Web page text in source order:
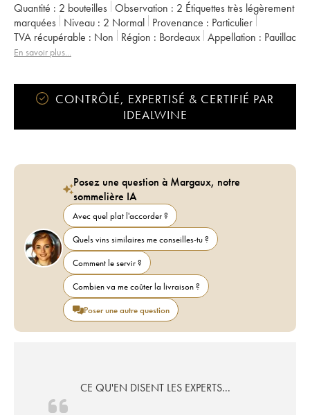
Quantité : 2 bouteilles Observation : 2 Étiquettes très légèrement
marquées
Niveau : 2 Normal Provenance : particulier
TVA récupérable :
non Région : Bordeaux Appellation : Pauillac
Classement :
En savoir plus...
CONTRÔLÉ, EXPERTISÉ & CERTIFIÉ PAR
IDEALWINE
Posez une question à Margaux, notre
sommelière IA
Avec quel plat l'accorder ?
Quels vins similaires me conseilles-tu ?
Comment le servir ?
Combien va me coûter la livraison ?
Poser une autre question
CE QU'EN DISENT LES EXPERTS...